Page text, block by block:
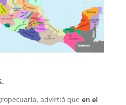
advirtió que en el